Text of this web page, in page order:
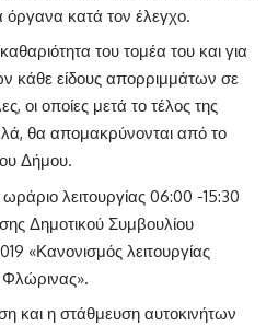
όργανα κατά τον έλεγχο.
του τομέα του και για
κάθε είδους απορριμμάτων σε
οι οποίες μετά το τέλος της
θα απομακρύνονται από το
Δήμου.
λειτουργίας 06:00 -15:30
Δημοτικού Συμβουλίου
«Κανονισμός λειτουργίας
και η στάθμευση αυτοκινήτων